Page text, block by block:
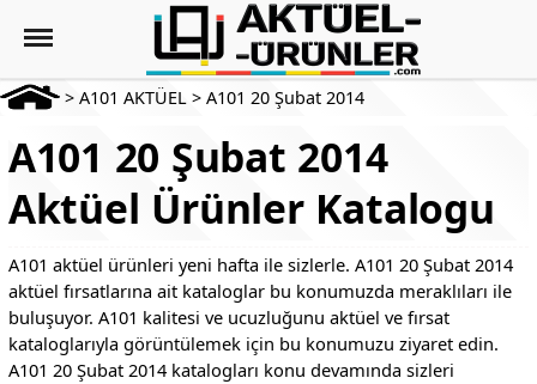
> A101 AKTÜEL > A101 20 Şubat 2014
A101 20 Şubat 2014
Aktüel Ürünler Katalogu
A101 aktüel ürünleri yeni hafta ile sizlerle. A101 20 Şubat 2014
aktüel fırsatlarına ait kataloglar bu konumuzda meraklıları ile
buluşuyor. A101 kalitesi ve ucuzluğunu aktüel ve fırsat
kataloglarıyla görüntülemek için bu konumuzu ziyaret edin.
A101 20 Şubat 2014 katalogları konu devamında sizleri